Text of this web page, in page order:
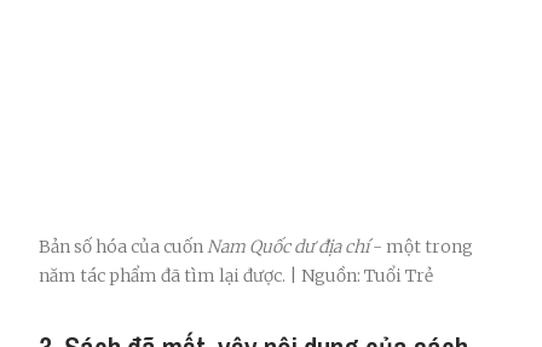
Bản số hóa của cuốnNam Quốc dư địa chí- một trong
năm tác phẩm đã tìm lại được. | Nguồn: Tuổi Trẻ